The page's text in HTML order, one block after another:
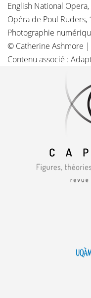
English National Opera,
Opéra de Poul Ruders,
Photographie
© Catherine Ashmore |
Contenu associé :